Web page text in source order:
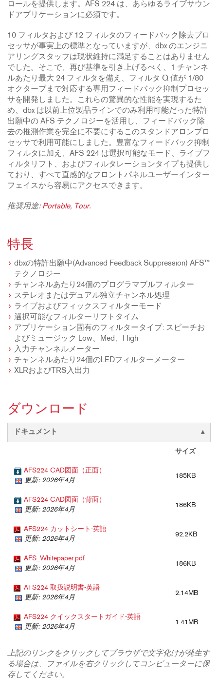
ロールを提供します。AFS 224 は、あらゆるライブサウン
ドアプリケーションに必須です。
10 フィルタおよび 12 フィルタのフィードバック除去プロ
セッサが事実上の標準となっていますが、dbx のエンジニ
アリングスタッフは現状維持に満足することはありません
でした。そこで、再び基準を引き上げるべく、1 チャンネ
ルあたり最大 24 フィルタを備え、フィルタ Q 値が 1/80
オクターブまで対応する専用フィードバック抑制プロセッ
サを開発しました。これらの驚異的な性能を実現するた
め、dbx は以前上位製品ラインでのみ利用可能だった特許
出願中の AFS テクノロジーを活用し、フィードバック除
去の推測作業を完全に不要にするこのスタンドアロンプロ
セッサで利用可能にしました。豊富なフィードバック抑制
フィルタに加え、AFS 224 は選択可能なモード、ライブフ
ィルタリフト、およびフィルタレーションタイプも提供し
ており、すべて直感的なフロントパネルユーザーインター
フェイスから容易にアクセスできます。
推奨用途: Portable, Tour.
特長
dbxの特許出願中(Advanced Feedback Suppression) AFS™
テクノロジー
チャンネルあたり24個のプログラマブルフィルター
ステレオまたはデュアル独立チャンネル処理
ライブおよびフィックスフィルターモード
選択可能なフィルターリフトタイム
アプリケーション固有のフィルタータイプ: スピーチお
よびミュージック Low、Med、High
入力チャンネルメーター
チャンネルあたり24個のLEDフィルターメーター
XLRおよびTRS入出力
ダウンロード
ドキュメント
サイズ
AFS224 CAD図面（正面）
更新: 2026年4月
185KB
AFS224 CAD図面（背面）
更新: 2026年4月
186KB
AFS224 カットシート-英語
更新: 2026年4月
92.2KB
AFS_Whitepaper.pdf
更新: 2026年4月
186KB
AFS224 取扱説明書-英語
更新: 2026年4月
2.14MB
AFS224 クイックスタートガイド-英語
更新: 2026年4月
1.41MB
上記のリンクをクリックしてブラウザで文字化けが発生す
る場合は、ファイルを右クリックしてコンピューターに保
存してください。